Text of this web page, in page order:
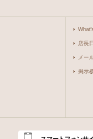
店長
メー
掲示